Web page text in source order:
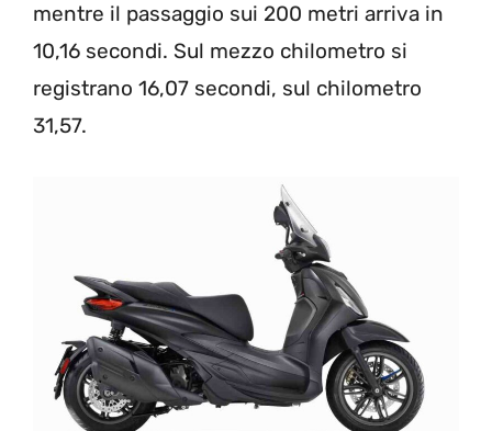
mentre il passaggio sui 200 metri arriva in
10,16 secondi. Sul mezzo chilometro si
registrano 16,07 secondi, sul chilometro
31,57.